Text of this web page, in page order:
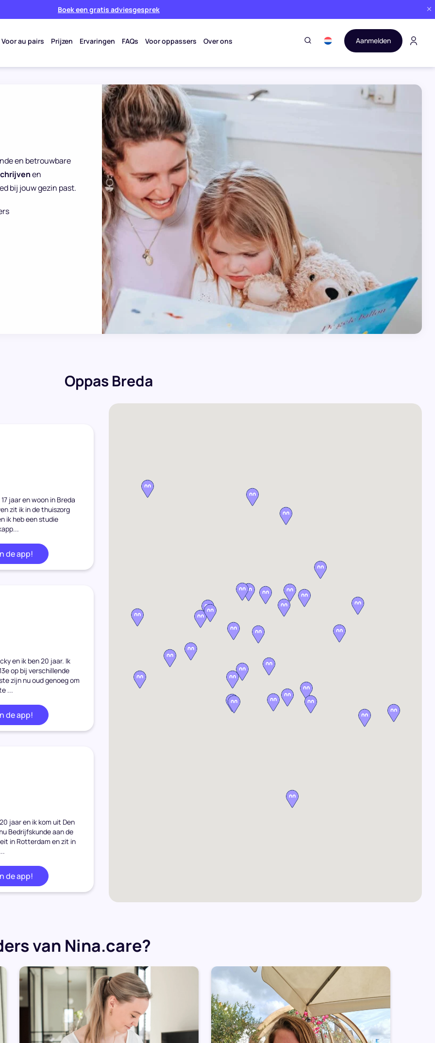
Boek een gratis adviesgesprek
Voor au pairs Prijzen Ervaringen FAQs Voor oppassers Over ons Aanmelden
en betrouwbare
en
bij jouw gezin past.
Oppas Breda
jaar en woon in Breda
zit ik in de thuiszorg
ik heb een studie
de app!
en ik ben 20 jaar. Ik
op bij verschillende
zijn nu oud genoeg om
...
de app!
jaar en ik kom uit Den
Bedrijfskunde aan de
in Rotterdam en zit in
de app!
Jamie van steen en ik
werk ik 3 dagen
Maar afgelopen
de app!
van Nina.care?